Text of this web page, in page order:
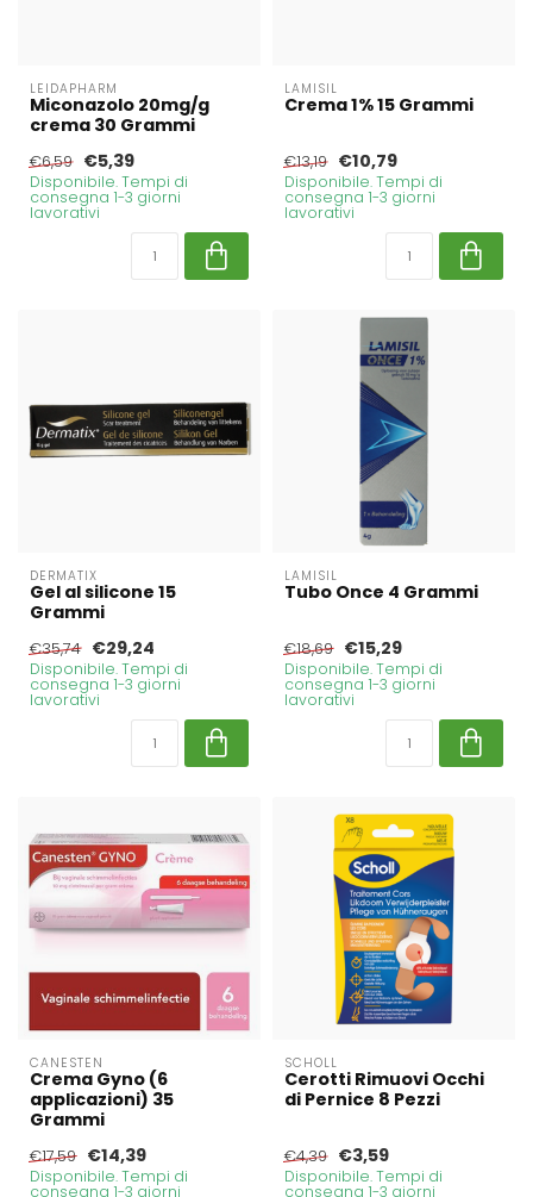
LEIDAPHARM
Miconazolo 20mg/g
crema 30 Grammi
€6,59 €5,39
Disponibile. Tempi di
consegna 1-3 giorni
lavorativi
LAMISIL
Crema 1% 15 Grammi
€13,19 €10,79
Disponibile. Tempi di
consegna 1-3 giorni
lavorativi
DERMATIX
Gel al silicone 15
Grammi
€35,74 €29,24
Disponibile. Tempi di
consegna 1-3 giorni
lavorativi
LAMISIL
Tubo Once 4 Grammi
€18,69 €15,29
Disponibile. Tempi di
consegna 1-3 giorni
lavorativi
CANESTEN
Crema Gyno (6
applicazioni) 35
Grammi
€17,59 €14,39
Disponibile. Tempi di
consegna 1-3 giorni
SCHOLL
Cerotti Rimuovi Occhi
di Pernice 8 Pezzi
€4,39 €3,59
Disponibile. Tempi di
consegna 1-3 giorni